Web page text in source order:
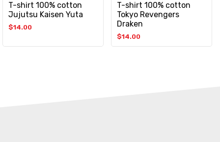
T-shirt 100% cotton
Jujutsu Kaisen Yuta
$14.00
T-shirt 100% cotton
Tokyo Revengers
Draken
$14.00